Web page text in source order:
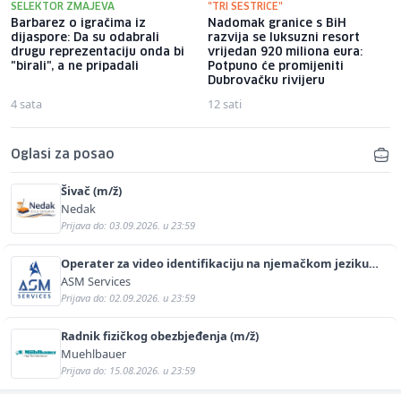
SELEKTOR ZMAJEVA
Barbarez o igračima iz
dijaspore: Da su odabrali
drugu reprezentaciju onda bi
"birali", a ne pripadali
4 sata
"TRI SESTRICE"
Nadomak granice s BiH
razvija se luksuzni resort
vrijedan 920 miliona eura:
Potpuno će promijeniti
Dubrovačku rivijeru
12 sati
Oglasi za posao
Šivač (m/ž)
Nedak
Prijava do: 03.09.2026. u 23:59
Operater za video identifikaciju na njemačkom jeziku
(m/ž)
ASM Services
Prijava do: 02.09.2026. u 23:59
Radnik fizičkog obezbjeđenja (m/ž)
Muehlbauer
Prijava do: 15.08.2026. u 23:59